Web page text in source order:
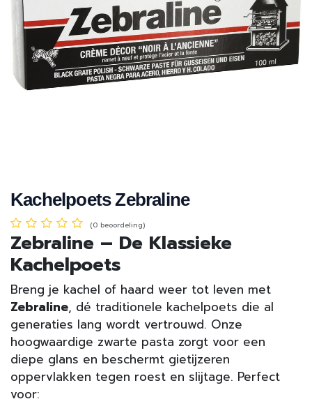
Kachelpoets Zebraline
(0 beoordeling)
Zebraline – De Klassieke
Kachelpoets
Breng je kachel of haard weer tot leven met
Zebraline, dé traditionele kachelpoets die al
generaties lang wordt vertrouwd. Onze
hoogwaardige zwarte pasta zorgt voor een
diepe glans en beschermt gietijzeren
oppervlakken tegen roest en slijtage. Perfect
voor: